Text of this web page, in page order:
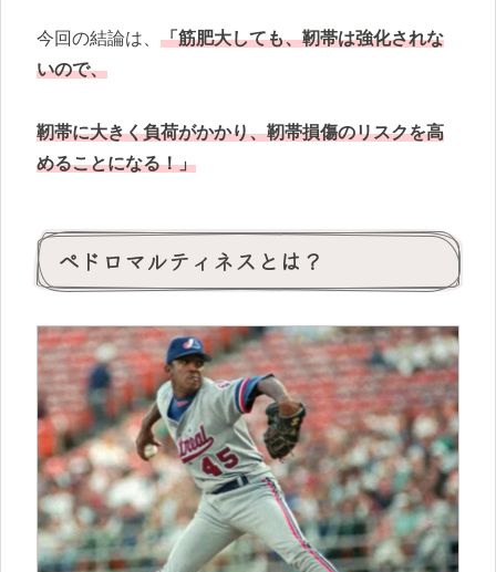
今回の結論は、 「筋肥大しても、靭帯は強化されな
いので、
靭帯に大きく負荷がかかり、靭帯損傷のリスクを高
めることになる！」
ペドロマルティネスとは？